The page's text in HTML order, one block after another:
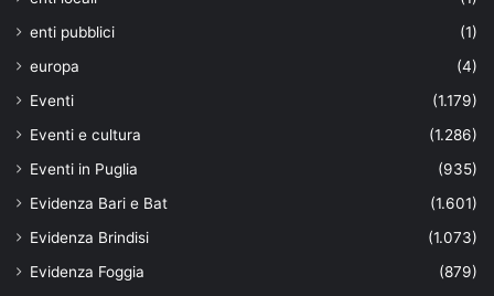
enti pubblici
(1)
europa
(4)
Eventi
(1.179)
Eventi e cultura
(1.286)
Eventi in Puglia
(935)
Evidenza Bari e Bat
(1.601)
Evidenza Brindisi
(1.073)
Evidenza Foggia
(879)